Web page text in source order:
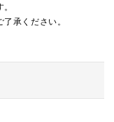
承ください。